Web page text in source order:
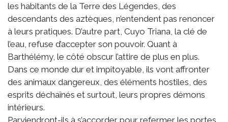
les habitants de la Terre des Légendes, des
descendants des aztèques, n’entendent pas renoncer
à leurs pratiques. D’autre part, Cuyo Triana, la clé de
l’eau, refuse d’accepter son pouvoir. Quant à
Barthélémy, le côté obscur l’attire de plus en plus.
Dans ce monde dur et impitoyable, ils vont affronter
des animaux dangereux, des éléments hostiles, des
esprits déchaînés et surtout, leurs propres démons
intérieurs.
Parviendront-ils à s’accorder pour refermer les portes